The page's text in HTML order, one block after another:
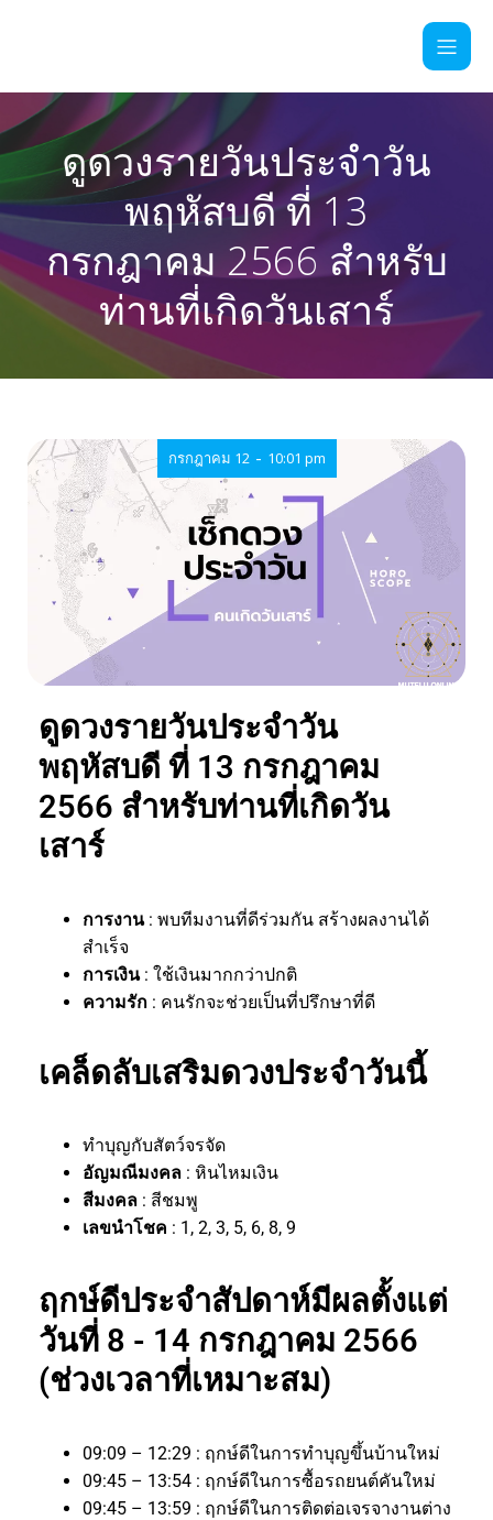
ดูดวงรายวันประจำวัน
พฤหัสบดี ที่ 13
กรกฎาคม 2566 สำหรับ
ท่านที่เกิดวันเสาร์
กรกฎาคม 12 - 10:01 pm
ดูดวงรายวันประจำวัน
พฤหัสบดี ที่ 13 กรกฎาคม
2566 สำหรับท่านที่เกิดวัน
เสาร์
การงาน : พบทีมงานที่ดีร่วมกัน สร้างผลงานได้
สำเร็จ
การเงิน : ใช้เงินมากกว่าปกติ
ความรัก : คนรักจะช่วยเป็นที่ปรึกษาที่ดี
เคล็ดลับเสริมดวงประจำวันนี้
ทำบุญกับสัตว์จรจัด
อัญมณีมงคล : หินไหมเงิน
สีมงคล : สีชมพู
เลขนำโชค : 1, 2, 3, 5, 6, 8, 9
ฤกษ์ดีประจำสัปดาห์มีผลตั้งแต่
วันที่ 8 - 14 กรกฎาคม 2566
(ช่วงเวลาที่เหมาะสม)
09:09 – 12:29 : ฤกษ์ดีในการทำบุญขึ้นบ้านใหม่
09:45 – 13:54 : ฤกษ์ดีในการซื้อรถยนต์คันใหม่
09:45 – 13:59 : ฤกษ์ดีในการติดต่อเจรจางานต่าง